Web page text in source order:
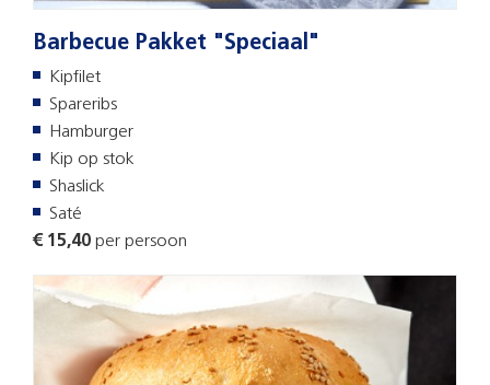
Barbecue Pakket "Speciaal"
Kipfilet
Spareribs
Hamburger
Kip op stok
Shaslick
Saté
€ 15,40 per persoon